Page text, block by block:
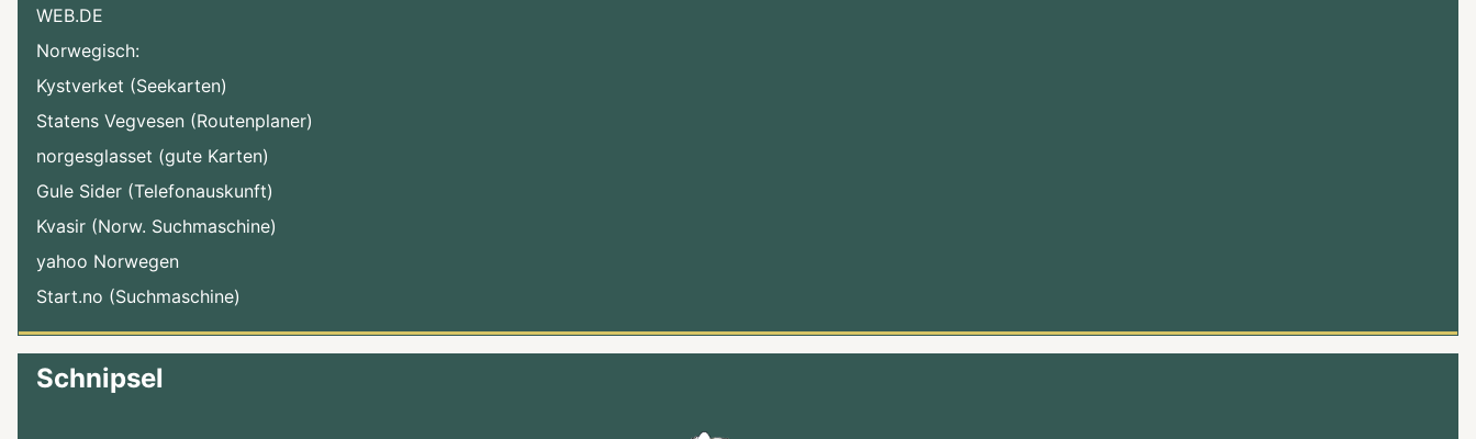
WEB.DE
Norwegisch:
Kystverket (Seekarten)
Statens Vegvesen (Routenplaner)
norgesglasset (gute Karten)
Gule Sider (Telefonauskunft)
Kvasir (Norw. Suchmaschine)
yahoo Norwegen
Start.no (Suchmaschine)
Schnipsel